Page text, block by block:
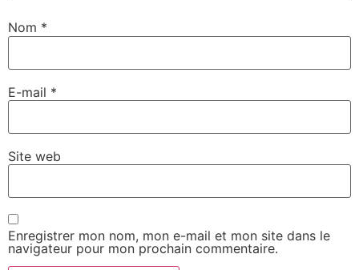
Nom *
E-mail *
Site web
Enregistrer mon nom, mon e-mail et mon site dans le
navigateur pour mon prochain commentaire.